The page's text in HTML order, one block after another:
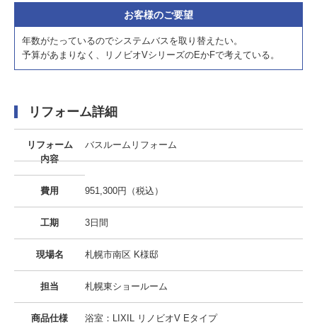
お客様のご要望
年数がたっているのでシステムバスを取り替えたい。
予算があまりなく、リノビオVシリーズのEかFで考えている。
リフォーム詳細
リフォーム
内容
バスルームリフォーム
費用 951,300円（税込）
工期 3日間
現場名 札幌市南区 K様邸
担当 札幌東ショールーム
商品仕様 浴室：LIXIL リノビオV Eタイプ